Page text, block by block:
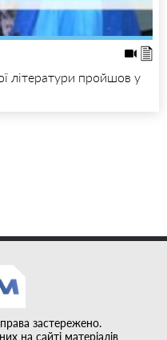
літератури пройшов у
застережено.
на сайті матеріалів